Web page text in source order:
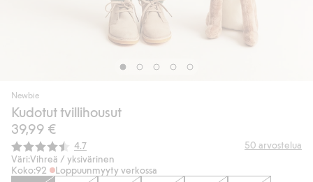
Newbie
Kudotut tvillihousut
39,99 €
Keskimääräinen luokitus:
4.7 50 arvostelua
Väri:Vihreä / yksivärinen
Koko:92 Loppuunmyyty verkossa